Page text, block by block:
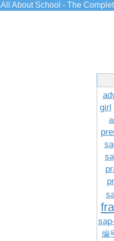
All About School - The
girl
编